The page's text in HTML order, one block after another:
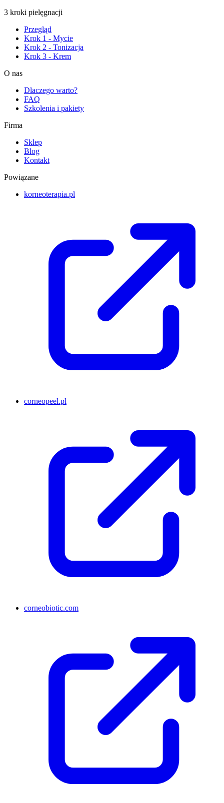
3 kroki pielęgnacji
Przegląd
Krok 1 - Mycie
Krok 2 - Tonizacja
Krok 3 - Krem
O nas
Dlaczego warto?
FAQ
Szkolenia i pakiety
Firma
Sklep
Blog
Kontakt
Powiązane
korneoterapia.pl
corneopeel.pl
corneobiotic.com